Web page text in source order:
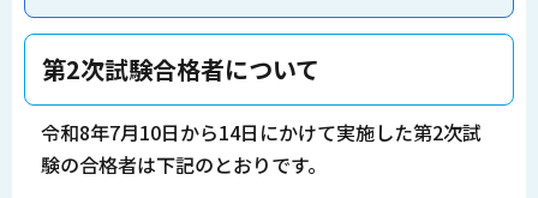
第2次試験合格者について
令和8年7月10日から14日にかけて実施した第2次試
験の合格者は下記のとおりです。